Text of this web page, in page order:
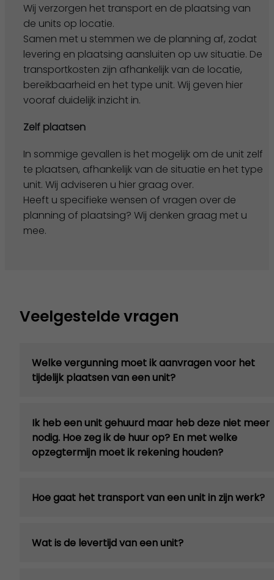
Wij verzorgen het transport en de plaatsing van
de units op locatie.
Samen met u stemmen we de planning af, zodat
levering en plaatsing aansluiten op uw situatie. De
transportkosten zijn afhankelijk van de locatie,
bereikbaarheid en het type unit. Wij geven hier
vooraf duidelijk inzicht in.
Zelf plaatsen
In sommige gevallen is het mogelijk om de unit zelf
te plaatsen, afhankelijk van de situatie en het type
unit. Wij adviseren u hier graag over.
Heeft u specifieke wensen of vragen over de
planning of plaatsing? Wij denken graag met u
mee.
Veelgestelde vragen
Welke vergunning moet ik aanvragen voor het
tijdelijk plaatsen van een unit?
Ik heb een unit gehuurd maar heb deze niet meer
nodig. Hoe zeg ik de huur op? En met welke
opzegtermijn moet ik rekening houden?
Hoe gaat het transport van een unit in zijn werk?
Wat is de levertijd van een unit?